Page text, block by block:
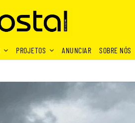
PROJETOS ANUNCIAR SOBRE NÓS